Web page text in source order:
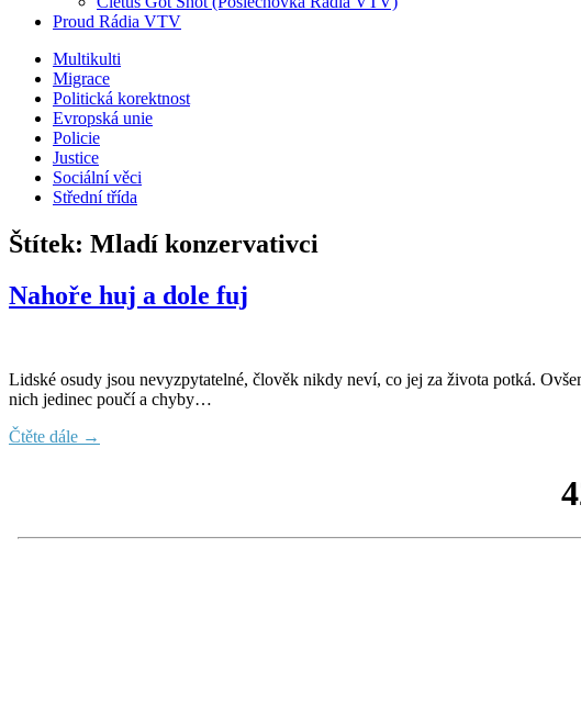
Proud Rádia VTV
Sub
menu
Multikulti
Migrace
Politická korektnost
Evropská unie
Policie
Justice
Sociální věci
Střední třída
Štítek: Mladí konzervativci
Nahoře huj a dole fuj
Lidské osudy jsou nevyzpytatelné, člověk nikdy neví, co jej za života potká.
nich jedinec poučí a chyby…
Čtěte dále →